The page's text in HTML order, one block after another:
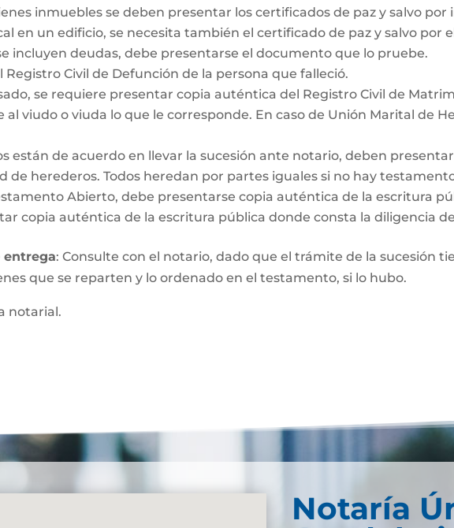
inmuebles se deben presentar los certificados de paz y salvo
en un edificio, se necesita también el certificado de paz y salvo por
incluyen deudas, debe presentarse el documento que lo pruebe.
Civil de Defunción de la persona que falleció.
se requiere presentar copia auténtica del Registro Civil de
viudo o viuda lo que le corresponde. En caso de Unión Marital de
están de acuerdo en llevar la sucesión ante notario, deben
de herederos. Todos heredan por partes iguales si no hay
Abierto, debe presentarse copia auténtica de la escritura
copia auténtica de la escritura pública donde consta la diligencia
entrega: Consulte con el notario, dado que el trámite de la sucesión
que se reparten y lo ordenado en el testamento, si lo hubo.
notarial.
Notaría